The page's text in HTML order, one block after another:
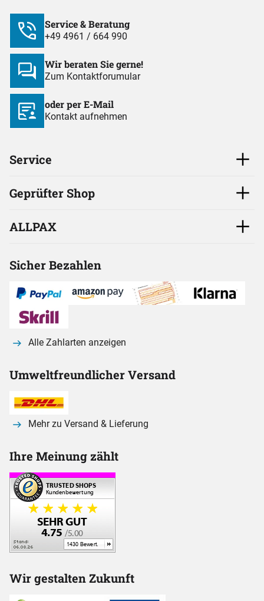
Service & Beratung
+49 4961 / 664 990
Wir beraten Sie gerne!
Zum Kontaktforumular
oder per E-Mail
Kontakt aufnehmen
Service
Geprüfter Shop
ALLPAX
Sicher Bezahlen
Alle Zahlarten anzeigen
Umweltfreundlicher Versand
Mehr zu Versand & Lieferung
Ihre Meinung zählt
Wir gestalten Zukunft